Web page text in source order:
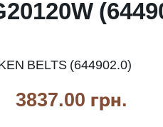
BELTS (644902.0)
3837.00 грн.